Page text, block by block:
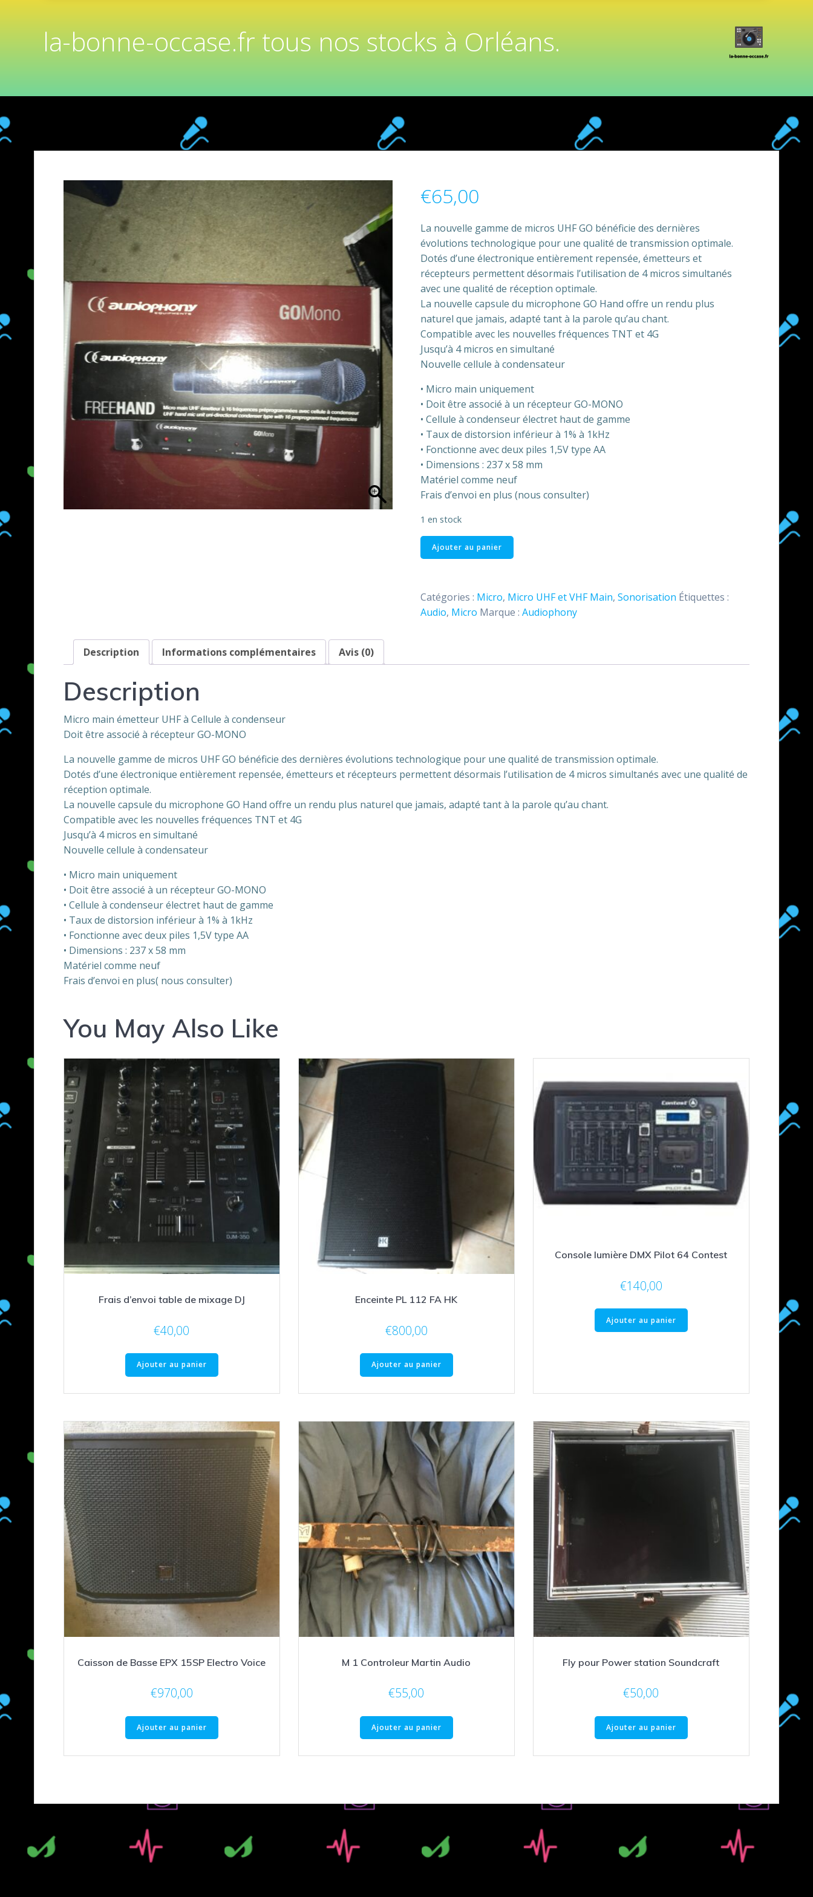
la-bonne-occase.fr tous nos stocks à Orléans.
€65,00
La nouvelle gamme de micros UHF GO bénéficie des dernières
évolutions technologique pour une qualité de transmission optimale.
Dotés d’une électronique entièrement repensée, émetteurs et
récepteurs permettent désormais l’utilisation de 4 micros simultanés
avec une qualité de réception optimale.
La nouvelle capsule du microphone GO Hand offre un rendu plus
naturel que jamais, adapté tant à la parole qu’au chant.
Compatible avec les nouvelles fréquences TNT et 4G
Jusqu’à 4 micros en simultané
Nouvelle cellule à condensateur
• Micro main uniquement
• Doit être associé à un récepteur GO-MONO
• Cellule à condenseur électret haut de gamme
• Taux de distorsion inférieur à 1% à 1kHz
• Fonctionne avec deux piles 1,5V type AA
• Dimensions : 237 x 58 mm
Matériel comme neuf
Frais d’envoi en plus (nous consulter)
1 en stock
quantité
de
UHF
Free
Ajouter au panier
Catégories : Micro, Micro UHF et VHF Main, Sonorisation Étiquettes :
Audio, Micro Marque : Audiophony
Description Informations complémentaires Avis (0)
Description
Micro main émetteur UHF à Cellule à condenseur
Doit être associé à récepteur GO-MONO
La nouvelle gamme de micros UHF GO bénéficie des dernières évolutions technologique pour une qualité de transmission optimale.
Dotés d’une électronique entièrement repensée, émetteurs et récepteurs permettent désormais l’utilisation de 4 micros simultanés avec une qualité de
réception optimale.
La nouvelle capsule du microphone GO Hand offre un rendu plus naturel que jamais, adapté tant à la parole qu’au chant.
Compatible avec les nouvelles fréquences TNT et 4G
Jusqu’à 4 micros en simultané
Nouvelle cellule à condensateur
• Micro main uniquement
• Doit être associé à un récepteur GO-MONO
• Cellule à condenseur électret haut de gamme
• Taux de distorsion inférieur à 1% à 1kHz
• Fonctionne avec deux piles 1,5V type AA
• Dimensions : 237 x 58 mm
Matériel comme neuf
Frais d’envoi en plus( nous consulter)
You May Also Like
Frais d’envoi table de mixage DJ
€40,00
Ajouter au panier
Enceinte PL 112 FA HK
€800,00
Ajouter au panier
Console lumière DMX Pilot 64 Contest
€140,00
Ajouter au panier
Caisson de Basse EPX 15SP Electro Voice
€970,00
Ajouter au panier
M 1 Controleur Martin Audio
€55,00
Ajouter au panier
Fly pour Power station Soundcraft
€50,00
Ajouter au panier